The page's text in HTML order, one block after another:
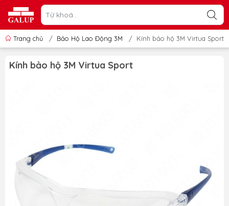
Trang chủ / Bảo Hộ Lao Động 3M / Kính bảo hộ 3M Virtua Sport
Kính bảo hộ 3M Virtua Sport